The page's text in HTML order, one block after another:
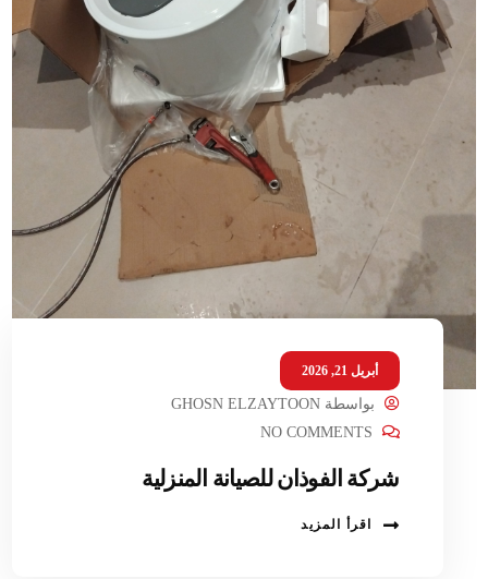
أبريل 21, 2026
بواسطةGHOSN ELZAYTOON
NO COMMENTS
شركة الفوذان للصيانة المنزلية
اقرأ المزيد